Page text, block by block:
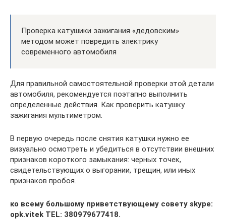
Проверка катушики зажигания «дедовским»
методом может повредить электрику
современного автомобиля
Для правильной самостоятельной проверки этой детали
автомобиля, рекомендуется поэтапно выполнить
определенные действия. Как проверить катушку
зажигания мультиметром.
В первую очередь после снятия катушки нужно ее
визуально осмотреть и убедиться в отсутствии внешних
признаков короткого замыкания: черных точек,
свидетельствующих о выгорании, трещин, или иных
признаков пробоя.
ко всему большому приветствующему совету skype:
opk.vitek TEL: 380979677418.